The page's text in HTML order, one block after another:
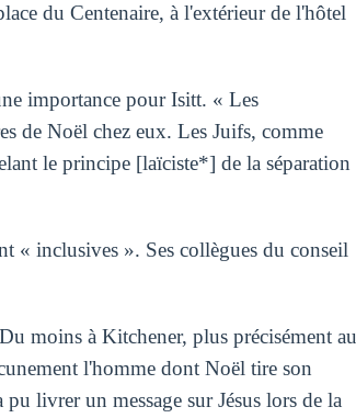
du Centenaire, à l'extérieur de l'hôtel
importance pour Isitt. « Les
de Noël chez eux. Les Juifs, comme
le principe [laïciste*] de la séparation
« inclusives ». Ses collègues du conseil
moins à Kitchener, plus précisément au
l'homme dont Noël tire son
livrer un message sur Jésus lors de la